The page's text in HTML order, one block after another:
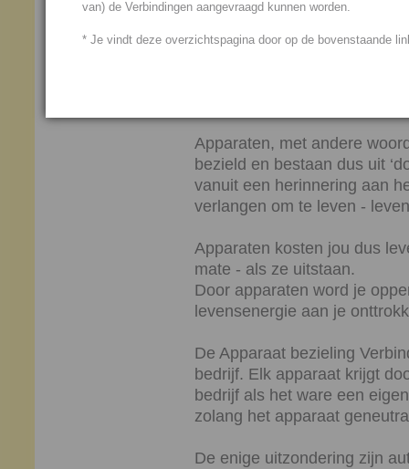
diversiteit van verschillende
bestaat uit een diversiteit
Apparaten, met andere
bezield en bestaan dus uit
vanuit een herinnering aan
verlangen om te leven -
Apparaten kosten jou dus
mate - als ze uitstaan.
Door apparaten word je
levensenergie aan je
De Apparaat bezieling
bedrijf. Elk apparaat krijgt
bedrijf als het ware een
zolang het apparaat
De enige uitzondering zijn
van) de Verbindingen aangevraagd kunnen worden.
* Je vindt deze overzichtspagina door op de bovenstaande